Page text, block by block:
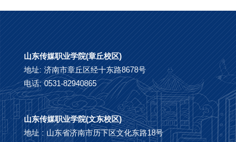
山东传媒职业学院(章丘校区)
地址: 济南市章丘区经十东路8678号
电话: 0531-82940865
山东传媒职业学院(文东校区)
地址 : 山东省济南市历下区文化东路18号